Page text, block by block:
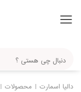
دالیا اسمارت محصولات